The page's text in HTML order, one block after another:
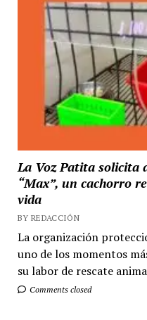
La Voz Patita solicita
“Max”, un cachorro
vida
BY REDACCIÓN
La organización
uno de los momentos
su labor de rescate
Comments closed